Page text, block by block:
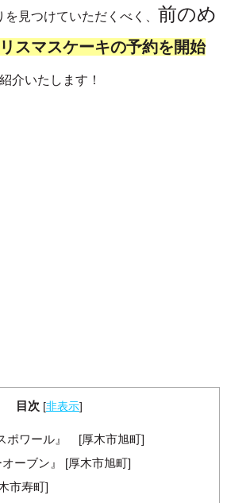
見つけていただくべく、 前のめ
スマスケーキの予約を開始
介いたします！
目次 [非表示]
ポワール』 [厚木市旭町]
ーブン』 [厚木市旭町]
市寿町]